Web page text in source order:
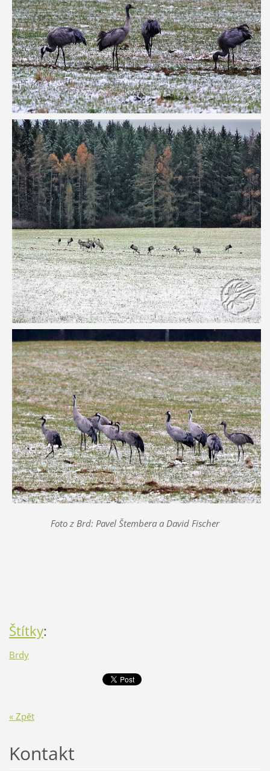
Foto z Brd: Pavel Štembera a David Fischer
Štítky:
Brdy
« Zpět
Kontakt